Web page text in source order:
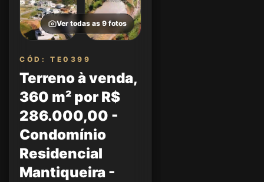
Ver todas as 9 fotos
CÓD: TE0399
Terreno à venda,
360 m² por R$
286.000,00 -
Condomínio
Residencial
Mantiqueira -